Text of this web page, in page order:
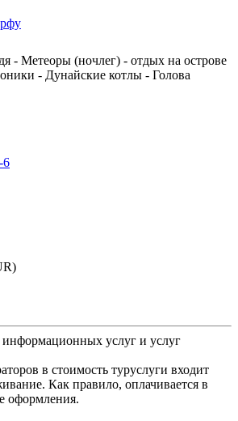
- Метеоры (ночлег) - отдых на острове
- Дунайские котлы - Голова
6
информационных услуг и услуг
в стоимость туруслуги входит
Как правило, оплачивается в
оформления.